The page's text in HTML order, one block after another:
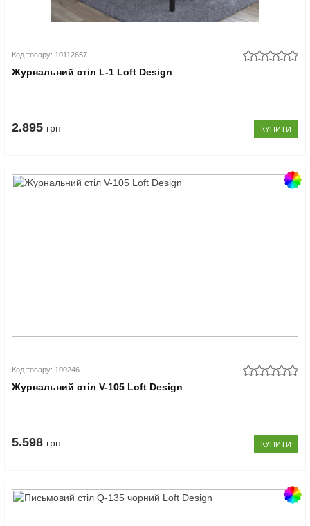
Код товару: 10112657
Журнальний стіл L-1 Loft Design
2.895 грн КУПИТИ
Код товару: 100246
Журнальний стіл V-105 Loft Design
5.598 грн КУПИТИ